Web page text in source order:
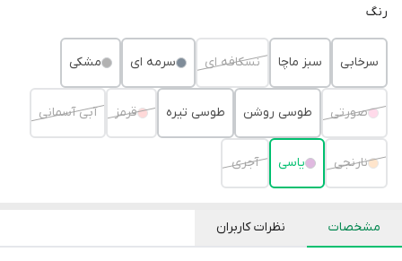
رنگ
سرخابی سبز ماچا نسکافه ای سرمه ای مشکی
صورتی طوسی روشن طوسی تیره قرمز آبی آسمانی
نارنجی یاسی آجری
مشخصات نظرات کاربران